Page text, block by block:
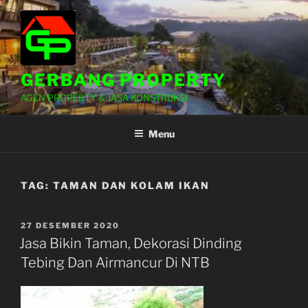
Lompat
ke
konten
GERBANG PROPERTY
AGEN PROPERTY & JASA KONSTRUKSI
Menu
TAG: TAMAN DAN KOLAM IKAN
DIPOSKAN
PADA
27 DESEMBER 2020
Jasa Bikin Taman, Dekorasi Dinding
Tebing Dan Airmancur Di NTB